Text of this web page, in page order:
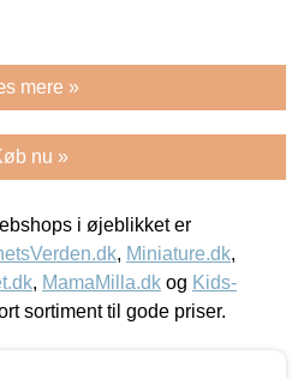
mere »
nu »
i øjeblikket er
, Miniature.dk,
, MamaMilla.dk og Kids-
sortiment til gode priser.